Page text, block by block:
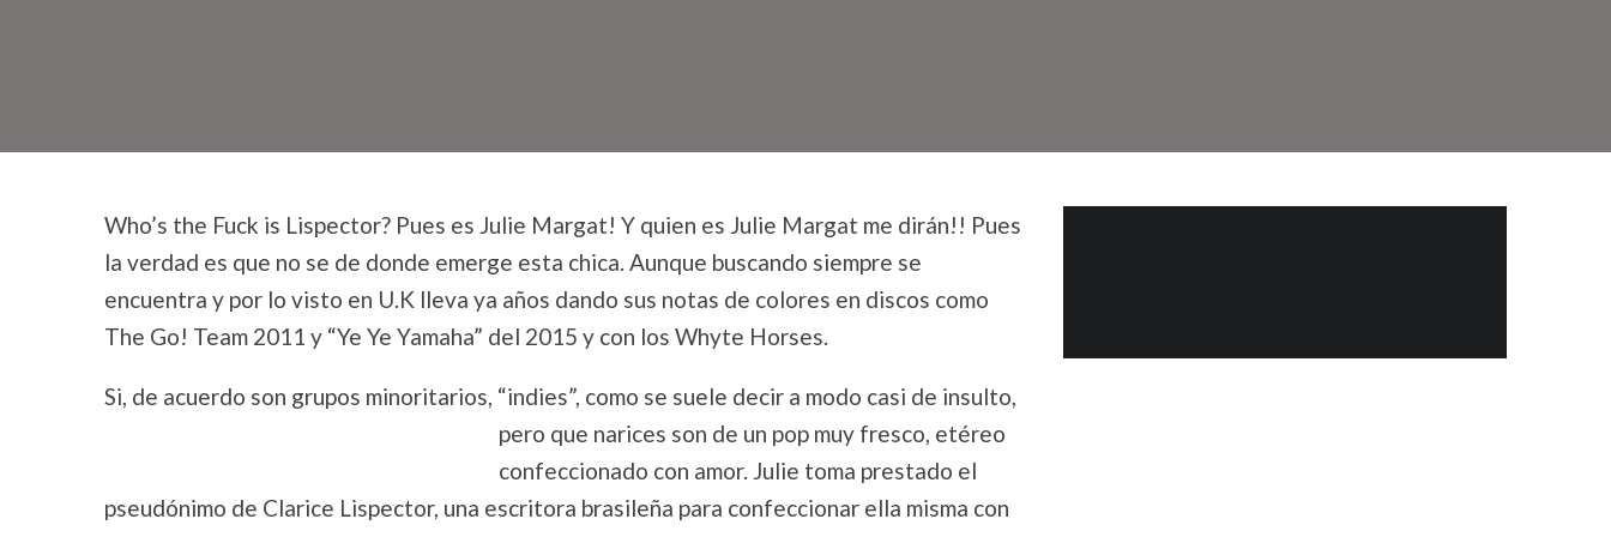
Who’s the Fuck is Lispector? Pues es Julie Margat! Y quien es Julie Margat me dirán!! Pues
la verdad es que no se de donde emerge esta chica. Aunque buscando siempre se
encuentra y por lo visto en U.K lleva ya años dando sus notas de colores en discos como
The Go! Team 2011 y “Ye Ye Yamaha” del 2015 y con los Whyte Horses.
Si, de acuerdo son grupos minoritarios, “indies”, como se suele decir a modo casi de insulto,
pero que narices son de un pop muy fresco, etéreo
confeccionado con amor. Julie toma prestado el
pseudónimo de Clarice Lispector, una escritora brasileña para confeccionar ella misma con